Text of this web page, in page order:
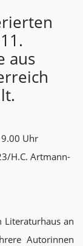
aus
Uhr
H.C. Artmann-
Literaturhaus an
Autorinnen